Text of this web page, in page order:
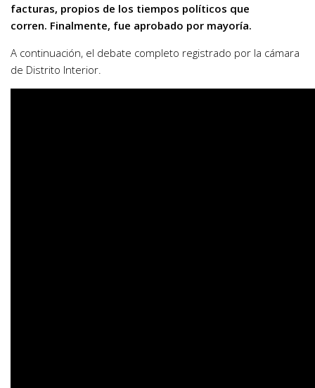
facturas, propios de los tiempos políticos que
corren. Finalmente, fue aprobado por mayoría.
A continuación, el debate completo registrado por la cámara
de Distrito Interior.